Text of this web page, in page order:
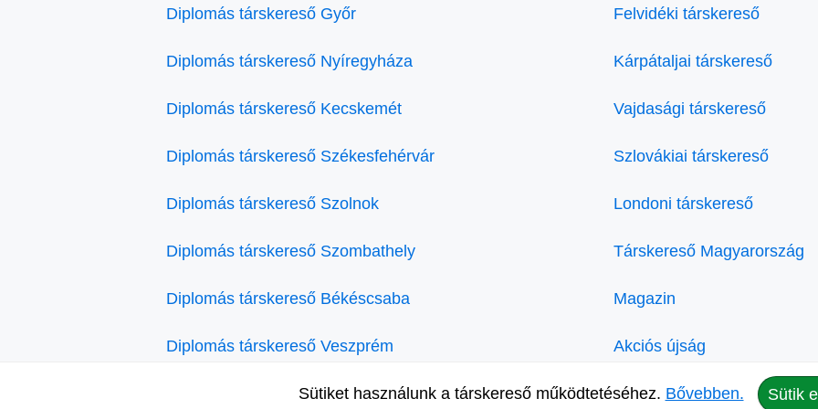
Diplomás társkereső Győr
Diplomás társkereső Nyíregyháza
Diplomás társkereső Kecskemét
Diplomás társkereső Székesfehérvár
Diplomás társkereső Szolnok
Diplomás társkereső Szombathely
Diplomás társkereső Békéscsaba
Diplomás társkereső Veszprém
Diplomás társkereső Eger
Felvidéki társkereső
Kárpátaljai társkereső
Vajdasági társkereső
Szlovákiai társkereső
Londoni társkereső
Társkereső Magyarország
Magazin
Akciós újság
Kozmetika Rákosmente
Sütiket használunk a társkereső működtetéséhez. Bővebben. Sütik